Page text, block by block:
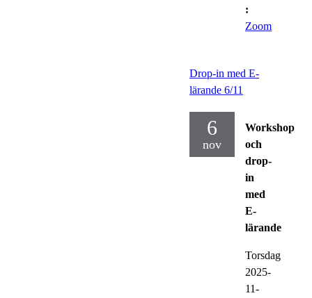
:
Zoom
Drop-in med E-
lärande 6/11
6
nov
Workshop
och
drop-
in
med
E-
lärande
Torsdag
2025-
11-